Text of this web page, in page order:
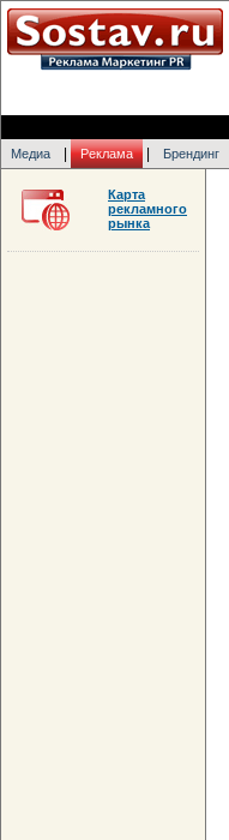
Медиа Реклама Брендинг
Карта
рекламного
рынка